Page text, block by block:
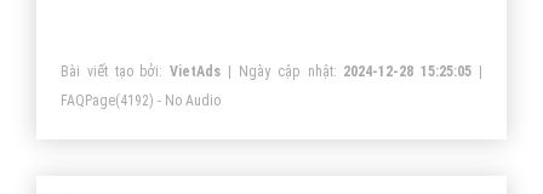
quy trình vừa nêu trên áp dụng ngay vào trong công
việc hàng ngày tại nơi làm việc.
Bài viết tạo bởi:VietAds | Ngày cập nhật: 2024-12-28 15:25:05
FAQPage(4192) - No Audio